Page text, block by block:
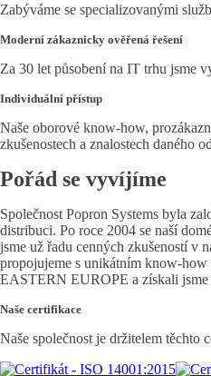
Zabýváme se specializovanými
Moderní zákaznicky ověřená řešení
Za 30 let působení na IT trhu jsme
Individuální přístup
Naše oborové know-how,
zkušenostech a znalostech daného
Pořád se vyvíjíme
Společnost Popron Systems byla
distribuci. Po roce 2004 se naší
jsme už řadu cenných zkušeností v
propojujeme s unikátním know-
EASTERN EUROPE a získali jsme
Naše certifikace
Naše společnost je držitelem těchto